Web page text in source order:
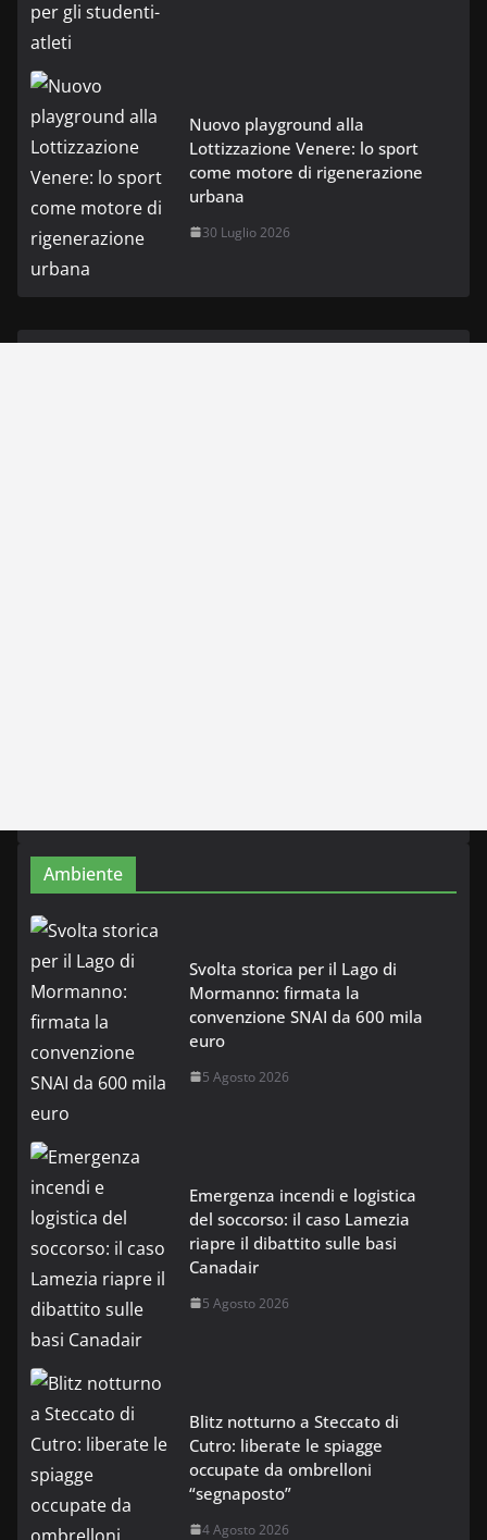
Nuovo playground alla
Lottizzazione Venere: lo sport
come motore di rigenerazione
urbana
30 Luglio 2026
Ambiente
Svolta storica per il Lago di
Mormanno: firmata la
convenzione SNAI da 600 mila
euro
5 Agosto 2026
Emergenza incendi e logistica
del soccorso: il caso Lamezia
riapre il dibattito sulle basi
Canadair
5 Agosto 2026
Blitz notturno a Steccato di
Cutro: liberate le spiagge
occupate da ombrelloni
“segnaposto”
4 Agosto 2026